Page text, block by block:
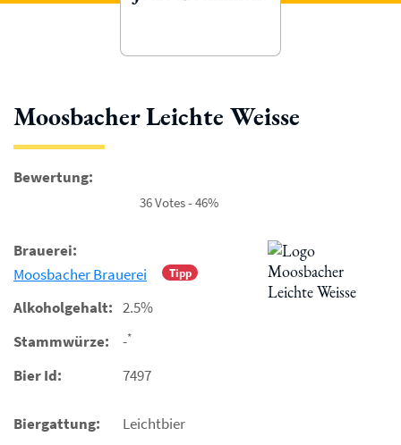
Moosbacher Leichte Weisse
Bewertung:
36 Votes - 46%
Brauerei:
Tipp
Moosbacher Brauerei
Alkoholgehalt: 2.5%
Stammwürze:
-*
Bier Id: 7497
Biergattung:
Leichtbier